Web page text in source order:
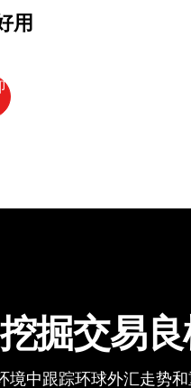
用
掘交易
境中跟踪环球外汇走势